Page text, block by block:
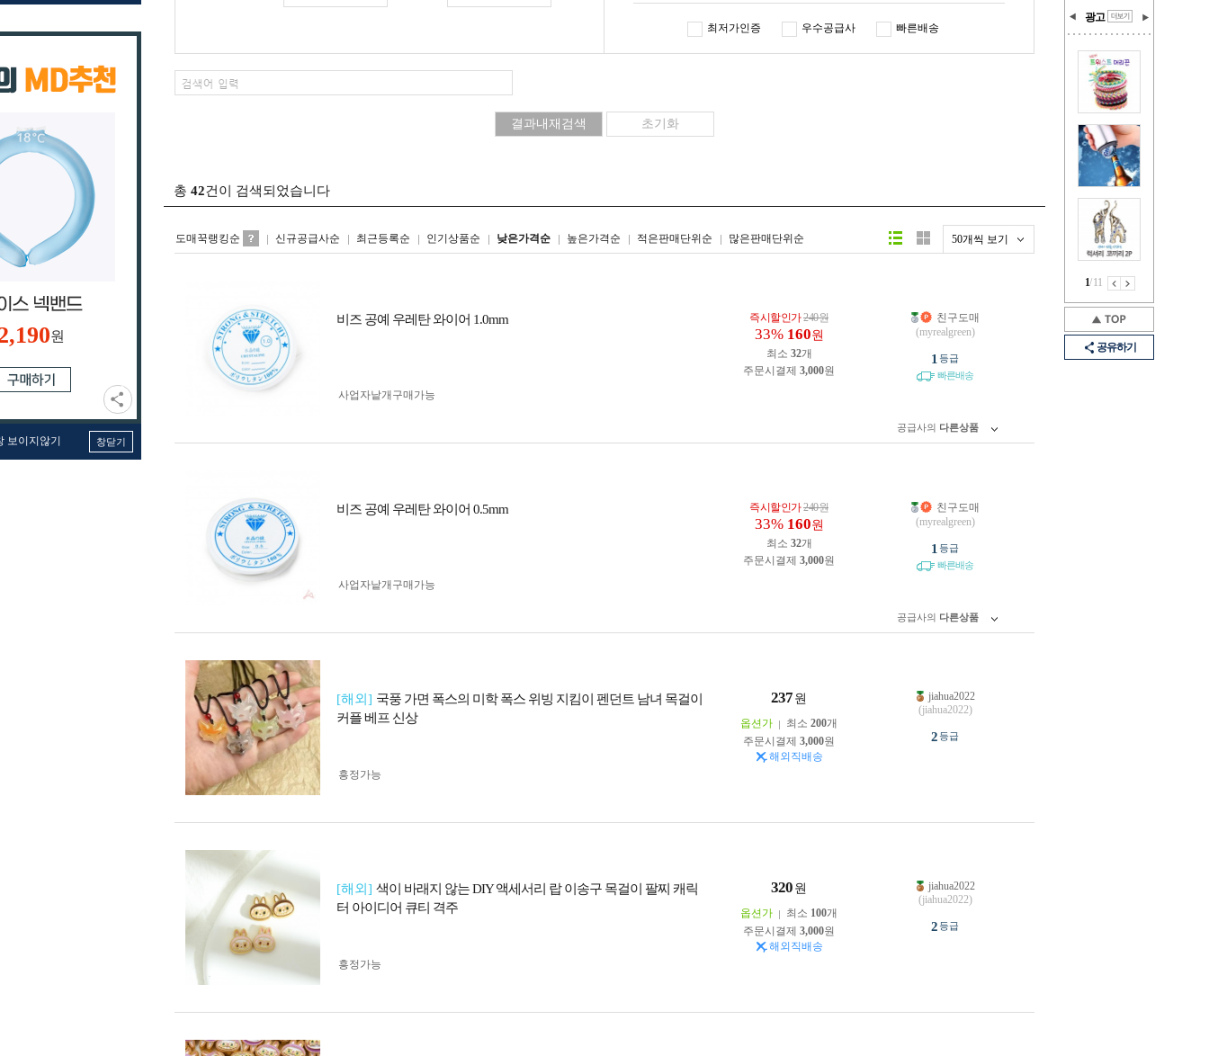
원
보이지않기 창닫기
광고
1/11
공유하기
최저가인증 우수공급사 빠른배송
총 42건이 검색되었습니다
도매꾹랭킹순 신규공급사순 최근등록순 인기상품순 낮은가격순 높은가격순 적은판매단위순 많은판매단위순 50개씩 보기
리스트형갤러리형
비즈 공예 우레탄 와이어 1.0mm 즉시할인가240원
33% 160원
최소 32개
주문시결제 3,000원
사업자 낱개구매가능
친구도매
(myrealgreen)
1 등급
빠른배송
공급사의 다른상품
비즈 공예 우레탄 와이어 0.5mm 즉시할인가240원
33% 160원
최소 32개
주문시결제 3,000원
사업자 낱개구매가능
친구도매
(myrealgreen)
1 등급
빠른배송
공급사의 다른상품
[해외] 국풍 가면 폭스의 미학 폭스 위빙 지킴이 펜던트 남녀 목걸이
커플 베프 신상
237 원
옵션가 최소 200개
주문시결제 3,000원
해외직배송
흥정가능
jiahua2022
(jiahua2022)
2등급
[해외] 색이 바래지 않는 DIY 액세서리 랍 이송구 목걸이 팔찌 캐릭
터 아이디어 큐티 격주
320 원
옵션가 최소 100개
주문시결제 3,000원
해외직배송
흥정가능
jiahua2022
(jiahua2022)
2등급